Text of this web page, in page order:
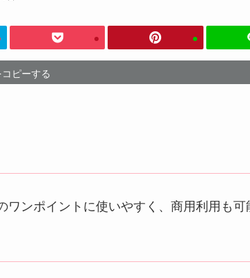
ピーする
ンポイントに使いやすく、商用利用も可